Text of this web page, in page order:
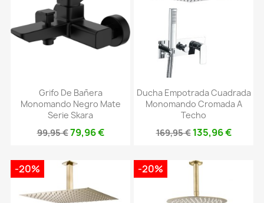
Grifo De Bañera
Monomando Negro Mate
Serie Skara
99,95 €79,96 €
Ducha Empotrada Cuadrada
Monomando Cromada A
Techo
169,95 € 135,96 €
-20% -20%